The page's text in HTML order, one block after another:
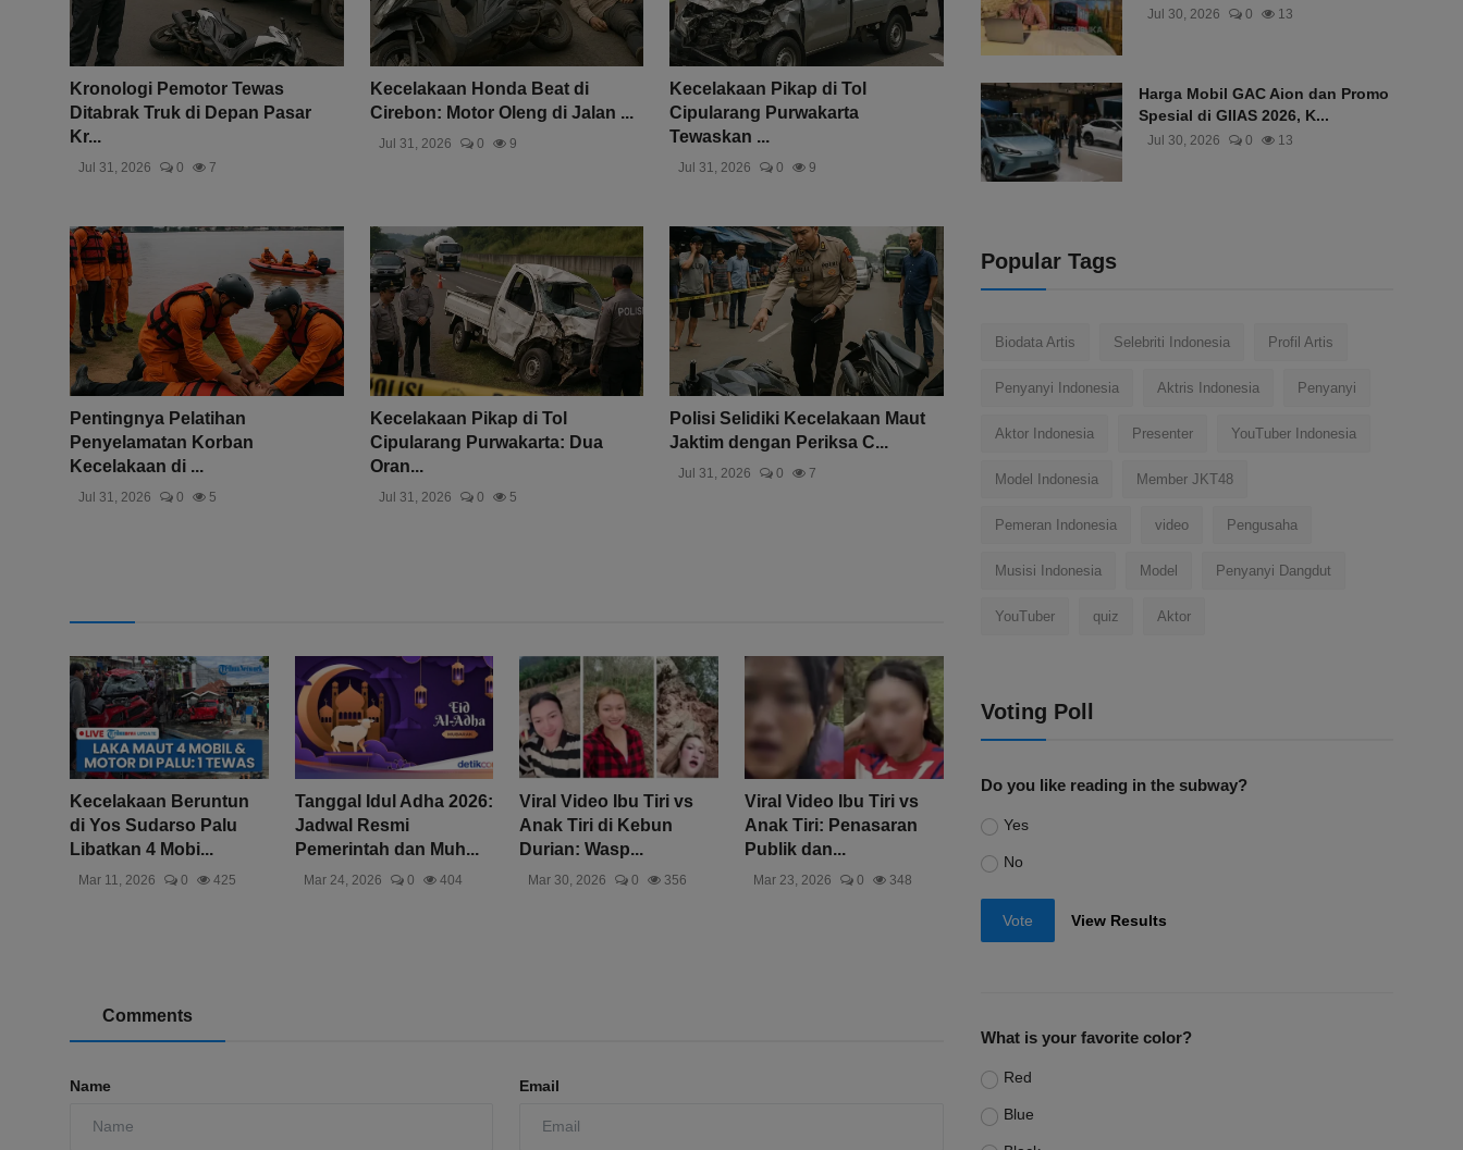
Kronologi Pemotor Tewas
Ditabrak Truk di Depan Pasar
Kr...
Jul 31, 2026 0 7
Kecelakaan Honda Beat di
Cirebon: Motor Oleng di Jalan ...
Jul 31, 2026 0 9
Kecelakaan Pikap di Tol
Cipularang Purwakarta
Tewaskan ...
Jul 31, 2026 0 9
Pentingnya Pelatihan
Penyelamatan Korban
Kecelakaan di ...
Jul 31, 2026 0 5
Kecelakaan Pikap di Tol
Cipularang Purwakarta: Dua
Oran...
Jul 31, 2026 0 5
Polisi Selidiki Kecelakaan Maut
Jaktim dengan Periksa C...
Jul 31, 2026 0 7
Kecelakaan Beruntun
di Yos Sudarso Palu
Libatkan 4 Mobi...
Mar 11, 2026 0 425
Tanggal Idul Adha 2026:
Jadwal Resmi
Pemerintah dan Muh...
Mar 24, 2026 0 404
Viral Video Ibu Tiri vs
Anak Tiri di Kebun
Durian: Wasp...
Mar 30, 2026 0 356
Viral Video Ibu Tiri vs
Anak Tiri: Penasaran
Publik dan...
Mar 23, 2026 0 348
Comments
Name Email
Jul 30, 2026 0 13
Harga Mobil GAC Aion dan Promo
Spesial di GIIAS 2026, K...
Jul 30, 2026 0 13
Popular Tags
Biodata Artis Selebriti Indonesia Profil Artis
Penyanyi Indonesia Aktris Indonesia Penyanyi
Aktor Indonesia Presenter YouTuber Indonesia
Model Indonesia Member JKT48
Pemeran Indonesia video Pengusaha
Musisi Indonesia Model Penyanyi Dangdut
YouTuber quiz Aktor
Voting Poll
Do you like reading in the subway?
Yes
No
Vote View Results
What is your favorite color?
Red
Blue